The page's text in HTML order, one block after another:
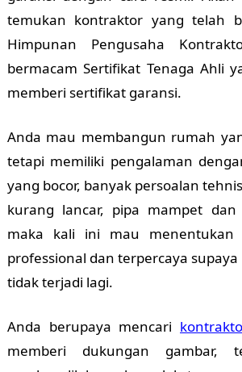
temukan kontraktor yang telah
Himpunan Pengusaha
bermacam Sertifikat Tenaga Ahli
memberi sertifikat garansi.
Anda mau membangun rumah
tetapi memiliki pengalaman
yang bocor, banyak persoalan
kurang lancar, pipa mampet dan
maka kali ini mau menentukan
professional dan terpercaya
tidak terjadi lagi.
Anda berupaya mencari
memberi dukungan gambar,